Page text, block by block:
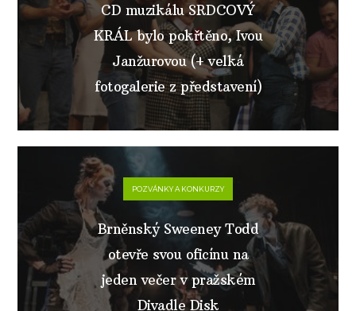
CD muzikálu SRDCOVÝ
KRÁL bylo pokřtěno, Ivou
Janžurovou (+ velká
fotogalerie z představení)
POZVÁNKY A KONKURZY
Brněnský Sweeney Todd
otevře svou oficínu na
jeden večer v pražském
Divadle Disk